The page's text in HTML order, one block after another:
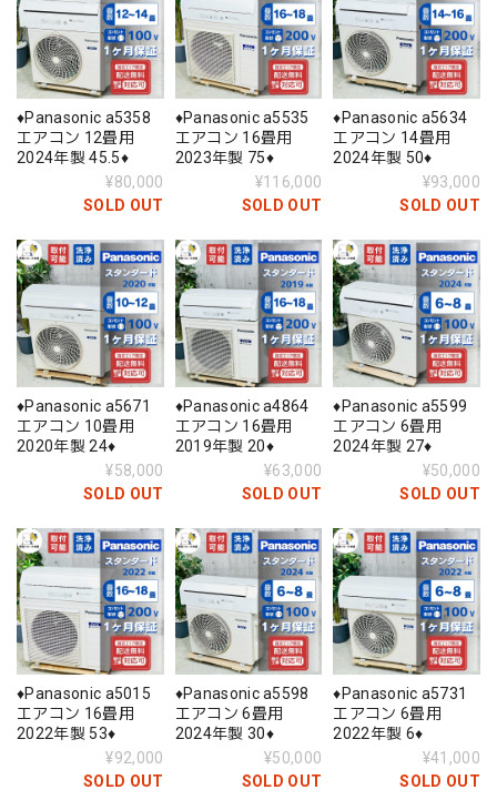
♦️Panasonic a5358
エアコン 12畳用
2024年製 45.5♦️
¥80,000
SOLD OUT
♦️Panasonic a5535
エアコン 16畳用
2023年製 75♦️
¥116,000
SOLD OUT
♦️Panasonic a5634
エアコン 14畳用
2024年製 50♦️
¥93,000
SOLD OUT
♦️Panasonic a5671
エアコン 10畳用
2020年製 24♦️
¥58,000
SOLD OUT
♦️Panasonic a4864
エアコン 16畳用
2019年製 20♦️
¥63,000
SOLD OUT
♦️Panasonic a5599
エアコン 6畳用
2024年製 27♦️
¥50,000
SOLD OUT
♦️Panasonic a5015
エアコン 16畳用
2022年製 53♦️
¥92,000
SOLD OUT
♦️Panasonic a5598
エアコン 6畳用
2024年製 30♦️
¥50,000
SOLD OUT
♦️Panasonic a5731
エアコン 6畳用
2022年製 6♦️
¥41,000
SOLD OUT